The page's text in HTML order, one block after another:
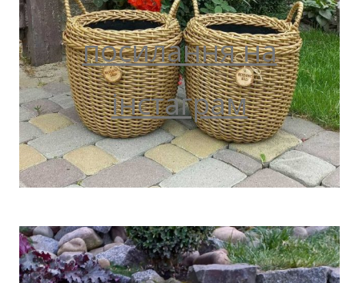
посилання на
інстаграм